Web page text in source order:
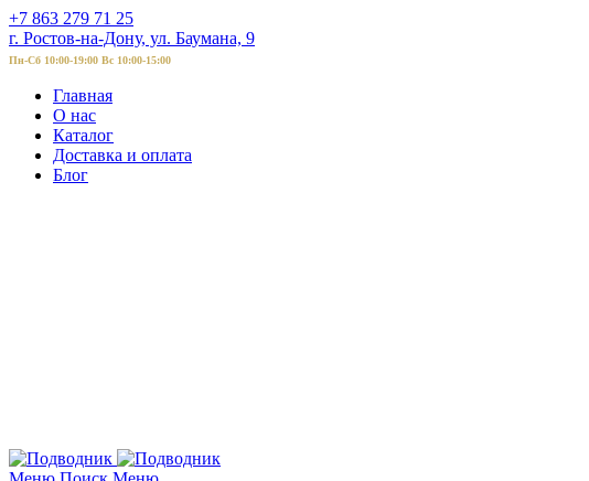
+7 863 279 71 25
г. Ростов-на-Дону, ул. Баумана, 9
Пн-Сб 10:00-19:00 Вс 10:00-15:00
Главная
О нас
Каталог
Доставка и оплата
Блог